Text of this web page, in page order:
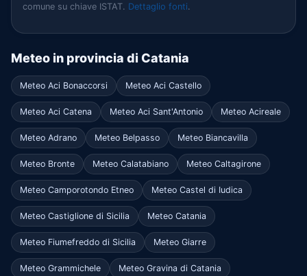
comune su chiave ISTAT. Dettaglio fonti.
Meteo in provincia di Catania
Meteo Aci Bonaccorsi Meteo Aci Castello
Meteo Aci Catena Meteo Aci Sant'Antonio Meteo Acireale
Meteo Adrano Meteo Belpasso Meteo Biancavilla
Meteo Bronte Meteo Calatabiano Meteo Caltagirone
Meteo Camporotondo Etneo Meteo Castel di Iudica
Meteo Castiglione di Sicilia Meteo Catania
Meteo Fiumefreddo di Sicilia Meteo Giarre
Meteo Grammichele Meteo Gravina di Catania